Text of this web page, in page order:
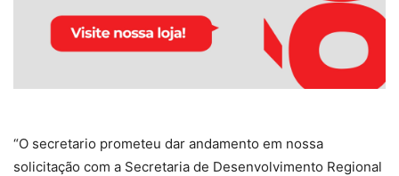
“O secretario prometeu dar andamento em nossa
solicitação com a Secretaria de Desenvolvimento Regional